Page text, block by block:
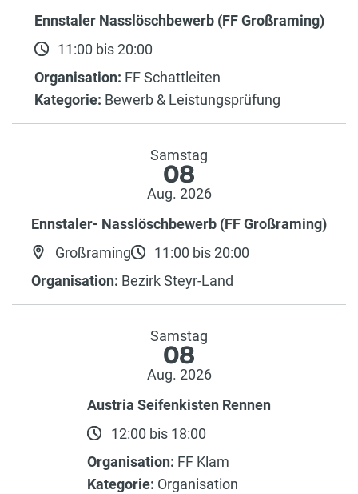
Ennstaler Nasslöschbewerb (FF Großraming)
11:00 bis 20:00
Organisation: FF Schattleiten
Kategorie: Bewerb & Leistungsprüfung
Samstag
08
Aug. 2026
Ennstaler- Nasslöschbewerb (FF Großraming)
Großraming
11:00 bis 20:00
Organisation: Bezirk Steyr-Land
Samstag
08
Aug. 2026
Austria Seifenkisten Rennen
12:00 bis 18:00
Organisation: FF Klam
Kategorie: Organisation